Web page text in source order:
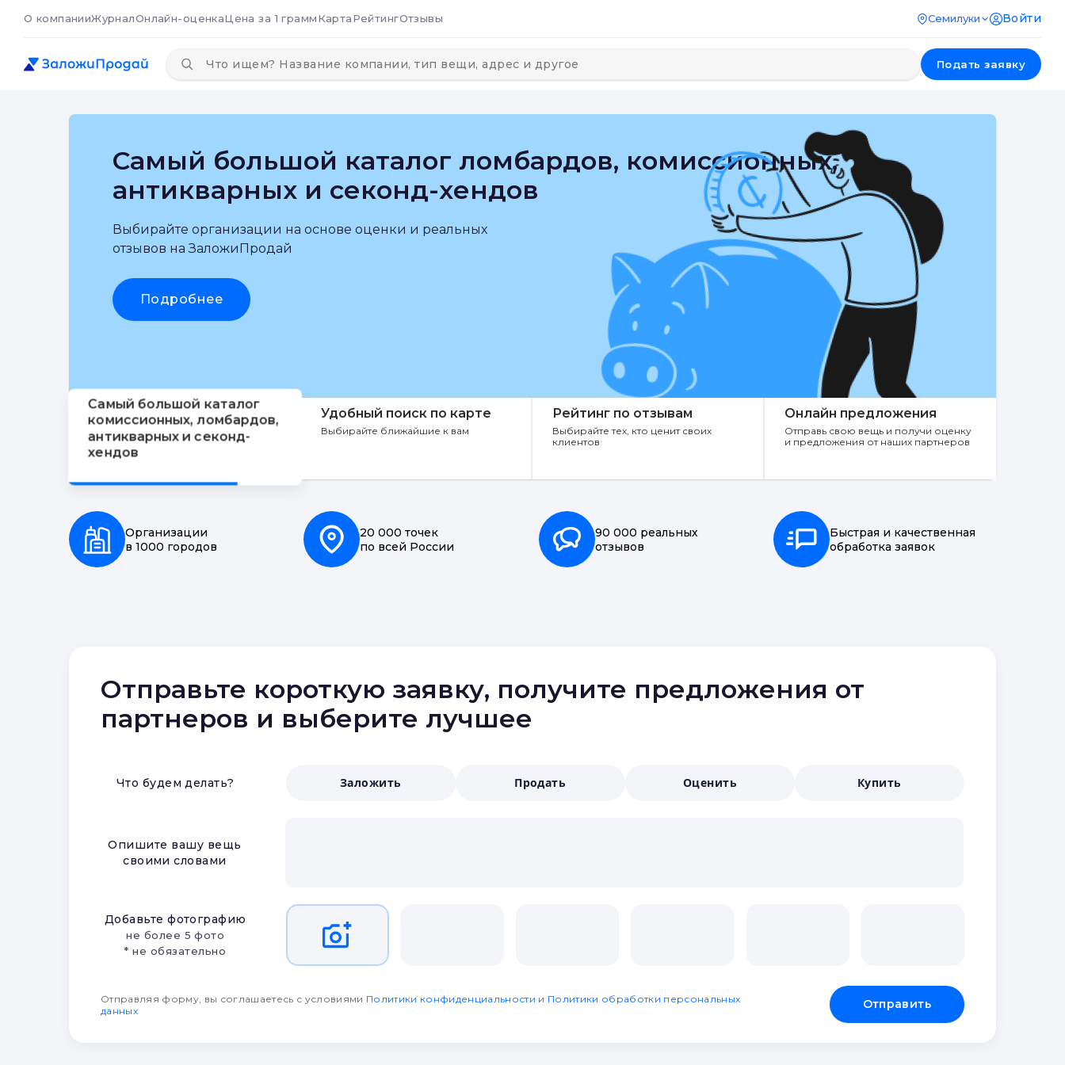
О компанииЖурналОнлайн-оценкаЦена за 1 граммКартаРейтингОтзывы Семилуки Войти
Подать заявку
Самый большой каталог ломбардов, комиссионных,
антикварных и секонд-хендов
Выбирайте организации на основе оценки и реальных
отзывов на ЗаложиПродай
Подробнее
Самый большой каталог
комиссионных, ломбардов,
антикварных и секонд-
хендов
Удобный поиск по карте
Выбирайте ближайшие к вам
Рейтинг по отзывам
Выбирайте тех, кто ценит своих
клиентов
Онлайн предложения
Отправь свою вещь и получи оценку
и предложения от наших партнеров
Организации
в 1000 городов
20 000 точек
по всей России
90 000 реальных
отзывов
Быстрая и качественная
обработка заявок
Отправьте короткую заявку, получите предложения от
партнеров и выберите лучшее
Что будем делать? Заложить Продать Оценить Купить
Опишите вашу вещь
своими словами
Добавьте фотографию
не более 5 фото
* не обязательно
Отправляя форму, вы соглашаетесь с условиями Политики конфиденциальности и Политики обработки персональных
данных
Отправить